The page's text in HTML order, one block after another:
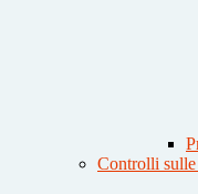
Controlli sulle